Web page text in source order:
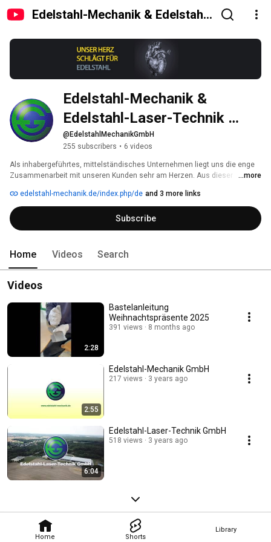
Edelstahl-Mechanik & Edelstahl-
Home Shorts
Library
Edelstahl-Mechanik &
Edelstahl-Laser-Technik
GmbH
@EdelstahlMechanikGmbH
255 subscribers • 6 videos
Als inhabergeführtes, mittelständisches Unternehmen liegt uns die enge
Zusammenarbeit mit unseren Kunden sehr am Herzen. Aus dieser
zukunftsorientierte Techniken und Verfahren, um den Anforderungen
unserer Geschäftspartner gerecht zu werden. Durch regelmäßige
Schulungen und ein absolut teamorientiertes Arbeitsumfeld ist die
Motivation unserer Mitarbeiterinnen und Mitarbeiter gleich bleibend hoch.
Sie von unserem Know-how und unserer Erfahrung aus über 30 Jahren
...more
edelstahl-mechanik.de/index.php/de and 3 more links
Subscribe
Home Videos Search
Videos
2:28
Bastelanleitung
Weihnachtspräsente 2025
391 views 8 months ago
2:55
Edelstahl-Mechanik GmbH
217 views 3 years ago
6:04
Edelstahl-Laser-Technik GmbH
518 views 3 years ago